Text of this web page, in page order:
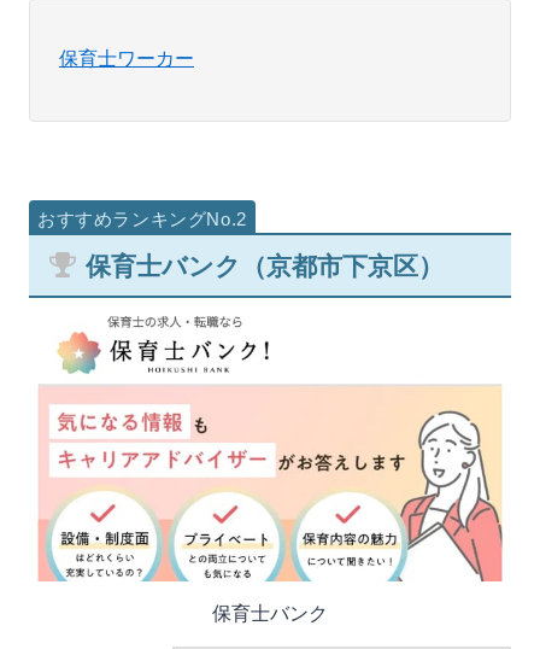
保育士ワーカー
保育士バンク（京都市下京区）
保育士バンク